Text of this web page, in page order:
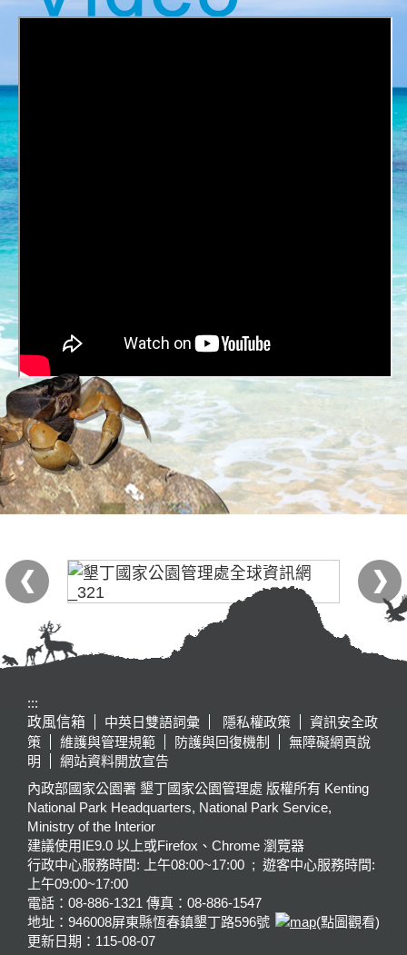
:::
政風信箱
中英日雙語詞彙 隱私權政策
資訊安全政
策
維護與管理規範 防護與回復機制
無障礙網頁說
明
網站資料開放宣告
內政部國家公園署 墾丁國家公園管理處 版權所有 Kenting
National Park Headquarters, National Park Service,
Ministry of the Interior
建議使用IE9.0 以上或Firefox、Chrome 瀏覽器
行政中心服務時間: 上午08:00~17:00 ; 遊客中心服務時間:
上午09:00~17:00
電話：08-886-1321 傳真：08-886-1547
地址：946008屏東縣恆春鎮墾丁路596號
(點圖觀看)
更新日期： 115-08-07